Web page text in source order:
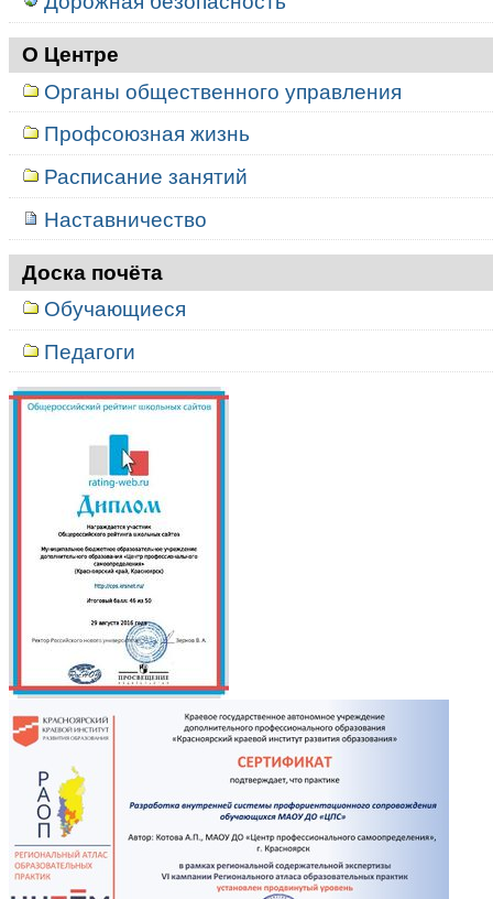
О Центре
Органы общественного управления
Профсоюзная жизнь
Расписание занятий
Наставничество
Доска почёта
Обучающиеся
Педагоги